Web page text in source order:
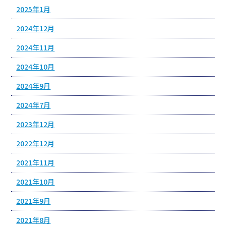
2025年1月
2024年12月
2024年11月
2024年10月
2024年9月
2024年7月
2023年12月
2022年12月
2021年11月
2021年10月
2021年9月
2021年8月